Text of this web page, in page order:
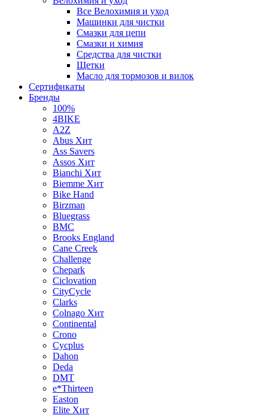
Все Велохимия и уход
Машинки для чистки
Смазки для цепи
Смазки и химия
Средства для чистки
Щетки
Масло для тормозов и вилок
Сертификаты
Бренды
100%
4BIKE
A2Z
Abus Хит
Ass Savers
Assos Хит
Bianchi Хит
Biemme Хит
Bike Hand
Birzman
Bluegrass
BMC
Brooks England
Cane Creek
Challenge
Chepark
Ciclovation
CityCycle
Clarks
Colnago Хит
Continental
Crono
Cycplus
Dahon
Deda
DMT
e*Thirteen
Easton
Elite Хит